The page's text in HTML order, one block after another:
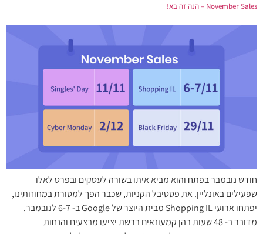
November Sales – הנה זה בא!
חודש נובמבר בפתח והוא מביא איתו בשורה לעסקים ובפרט לאלו
שפעילים באונליין. את פסטיבל הקניות, שכבר הפך למסורת במחוזותינו,
יפתחו ארועי Shopping IL מבית היוצר של Google ב- 6-7 לנובמבר.
מדובר ב- 48 שעות בהן קמעונאים ברשת יציעו מבצעים והנחות